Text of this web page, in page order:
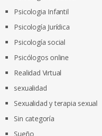
Psicologia Infantil
Psicología Jurídica
Psicología social
Psicólogos online
Realidad Virtual
sexualidad
Sexualidad y terapia sexual
Sin categoría
Sueño